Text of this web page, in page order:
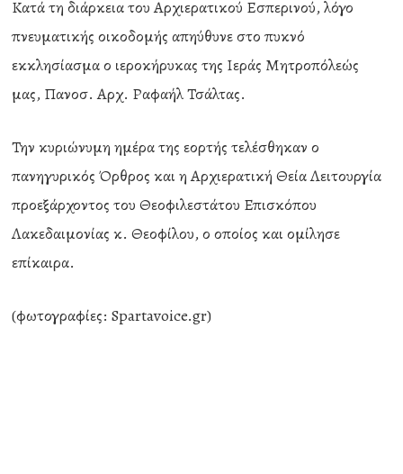
Κατά τη διάρκεια του Αρχιερατικού Εσπερινού, λόγο
πνευματικής οικοδομής απηύθυνε στο πυκνό
εκκλησίασμα ο ιεροκήρυκας της Ιεράς Μητροπόλεώς
μας, Πανοσ. Αρχ. Ραφαήλ Τσάλτας.
Την κυριώνυμη ημέρα της εορτής τελέσθηκαν ο
πανηγυρικός Όρθρος και η Αρχιερατική Θεία Λειτουργία
προεξάρχοντος του Θεοφιλεστάτου Επισκόπου
Λακεδαιμονίας κ. Θεοφίλου, ο οποίος και ομίλησε
επίκαιρα.
(φωτογραφίες: Spartavoice.gr)